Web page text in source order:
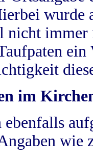
wurde
nicht
im
wie